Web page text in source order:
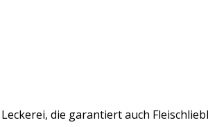
die garantiert auch